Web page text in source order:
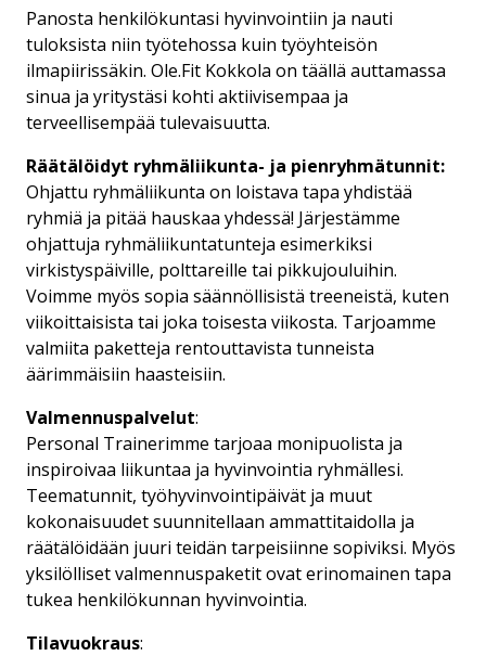
Panosta henkilökuntasi hyvinvointiin ja nauti
tuloksista niin työtehossa kuin työyhteisön
ilmapiirissäkin. Ole.Fit Kokkola on täällä auttamassa
sinua ja yritystäsi kohti aktiivisempaa ja
terveellisempää tulevaisuutta.
Räätälöidyt ryhmäliikunta- ja pienryhmätunnit:
Ohjattu ryhmäliikunta on loistava tapa yhdistää
ryhmiä ja pitää hauskaa yhdessä! Järjestämme
ohjattuja ryhmäliikuntatunteja esimerkiksi
virkistyspäiville, polttareille tai pikkujouluihin.
Voimme myös sopia säännöllisistä treeneistä, kuten
viikoittaisista tai joka toisesta viikosta. Tarjoamme
valmiita paketteja rentouttavista tunneista
äärimmäisiin haasteisiin.
Valmennuspalvelut:
Personal Trainerimme tarjoaa monipuolista ja
inspiroivaa liikuntaa ja hyvinvointia ryhmällesi.
Teematunnit, työhyvinvointipäivät ja muut
kokonaisuudet suunnitellaan ammattitaidolla ja
räätälöidään juuri teidän tarpeisiinne sopiviksi. Myös
yksilölliset valmennuspaketit ovat erinomainen tapa
tukea henkilökunnan hyvinvointia.
Tilavuokraus:
SOLARIUM